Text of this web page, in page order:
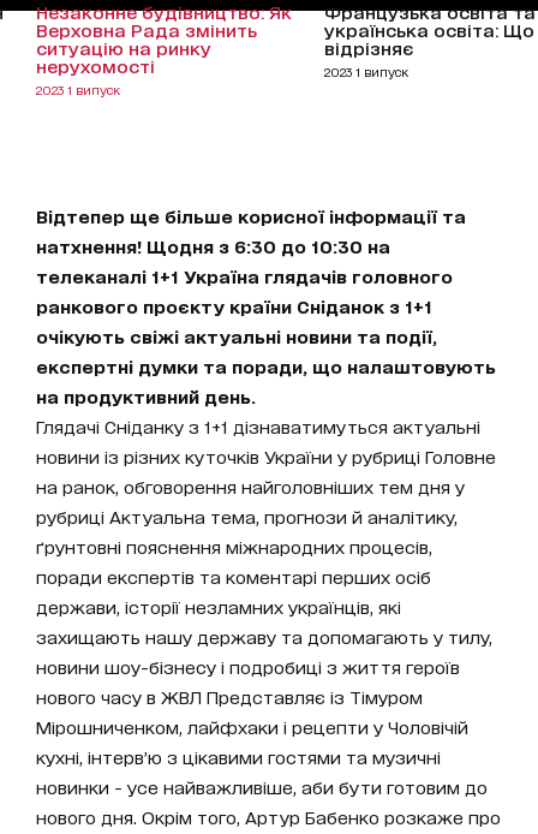
Незаконне будівництво: Як
Верховна Рада змінить
ситуацію на ринку
нерухомості
2023 1 випуск
Французька освіта та
українська освіта: Що
відрізняє
2023 1 випуск
Відтепер ще більше корисної інформації та
натхнення! Щодня з 6:30 до 10:30 на
телеканалі 1+1 Україна глядачів головного
ранкового проєкту країни Сніданок з 1+1
очікують свіжі актуальні новини та події,
експертні думки та поради, що налаштовують
на продуктивний день.
Глядачі Сніданку з 1+1 дізнаватимуться актуальні
новини із різних куточків України у рубриці Головне
на ранок, обговорення найголовніших тем дня у
рубриці Актуальна тема, прогнози й аналітику,
ґрунтовні пояснення міжнародних процесів,
поради експертів та коментарі перших осіб
держави, історії незламних українців, які
захищають нашу державу та допомагають у тилу,
новини шоу-бізнесу і подробиці з життя героїв
нового часу в ЖВЛ Представляє із Тімуром
Мірошниченком, лайфхаки і рецепти у Чоловічій
кухні, інтерв’ю з цікавими гостями та музичні
новинки - усе найважливіше, аби бути готовим до
нового дня. Окрім того, Артур Бабенко розкаже про